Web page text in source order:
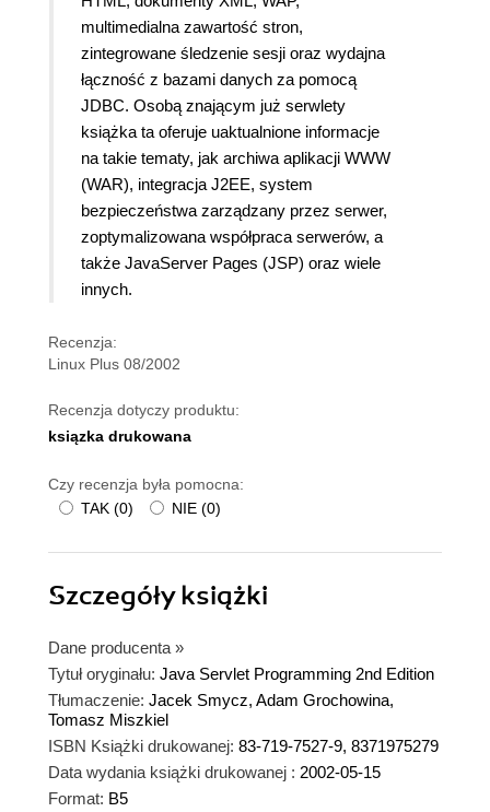
multimedialna zawartość stron,
zintegrowane śledzenie sesji oraz wydajna
łączność z bazami danych za pomocą
JDBC. Osobą znającym już serwlety
książka ta oferuje uaktualnione informacje
na takie tematy, jak archiwa aplikacji WWW
(WAR), integracja J2EE, system
bezpieczeństwa zarządzany przez serwer,
zoptymalizowana współpraca serwerów, a
także JavaServer Pages (JSP) oraz wiele
innych.
Recenzja:
Linux Plus 08/2002
Recenzja dotyczy produktu:
ksiązka drukowana
Czy recenzja była pomocna:
TAK (0) NIE (0)
Szczegółyksiążki
Dane producenta »
Tytuł oryginału: Java Servlet Programming 2nd Edition
Tłumaczenie: Jacek Smycz, Adam Grochowina,
Tomasz Miszkiel
ISBN Książki drukowanej: 83-719-7527-9, 8371975279
Data wydania książki drukowanej : 2002-05-15
Format: B5